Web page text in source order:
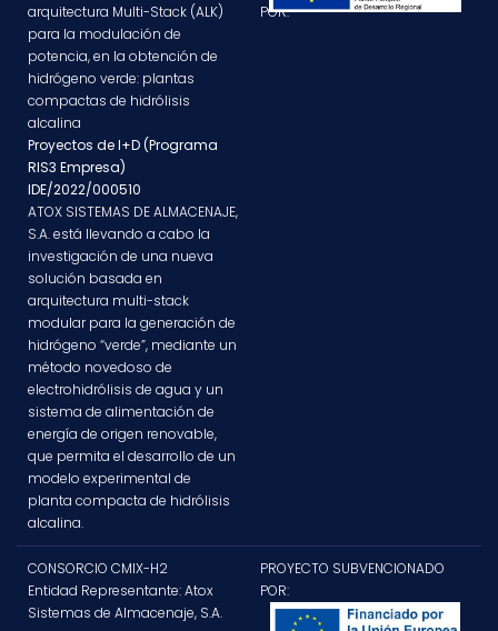
arquitectura Multi-Stack (ALK)
para la modulación de
potencia, en la obtención de
hidrógeno verde: plantas
compactas de hidrólisis
alcalina
Proyectos de I+D (Programa
RIS3 Empresa)
IDE/2022/000510
ATOX SISTEMAS DE ALMACENAJE,
S.A. está llevando a cabo la
investigación de una nueva
solución basada en
arquitectura multi-stack
modular para la generación de
hidrógeno “verde”, mediante un
método novedoso de
electrohidrólisis de agua y un
sistema de alimentación de
energía de origen renovable,
que permita el desarrollo de un
modelo experimental de
planta compacta de hidrólisis
alcalina.
POR:
CONSORCIO CMIX-H2
Entidad Representante: Atox
Sistemas de Almacenaje, S.A.
PROYECTO SUBVENCIONADO
POR: